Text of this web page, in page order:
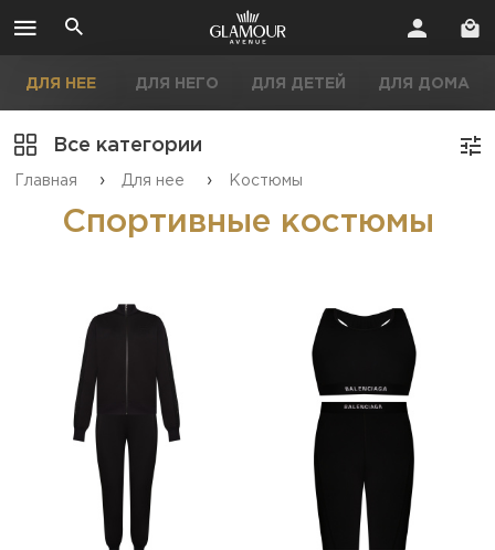
ДЛЯ НЕЕ ДЛЯ НЕГО ДЛЯ ДЕТЕЙ ДЛЯ ДОМА
Все категории
Главная › Для нее › Костюмы
Спортивные костюмы